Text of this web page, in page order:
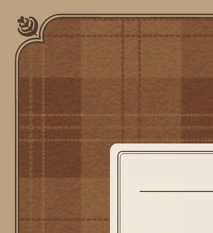
Intro
Character
World
Bookshelf
Extra